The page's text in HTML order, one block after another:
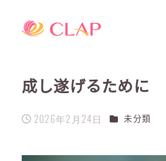
成し遂げるために
投稿日
2026年2月24日 カテゴリー
未分類